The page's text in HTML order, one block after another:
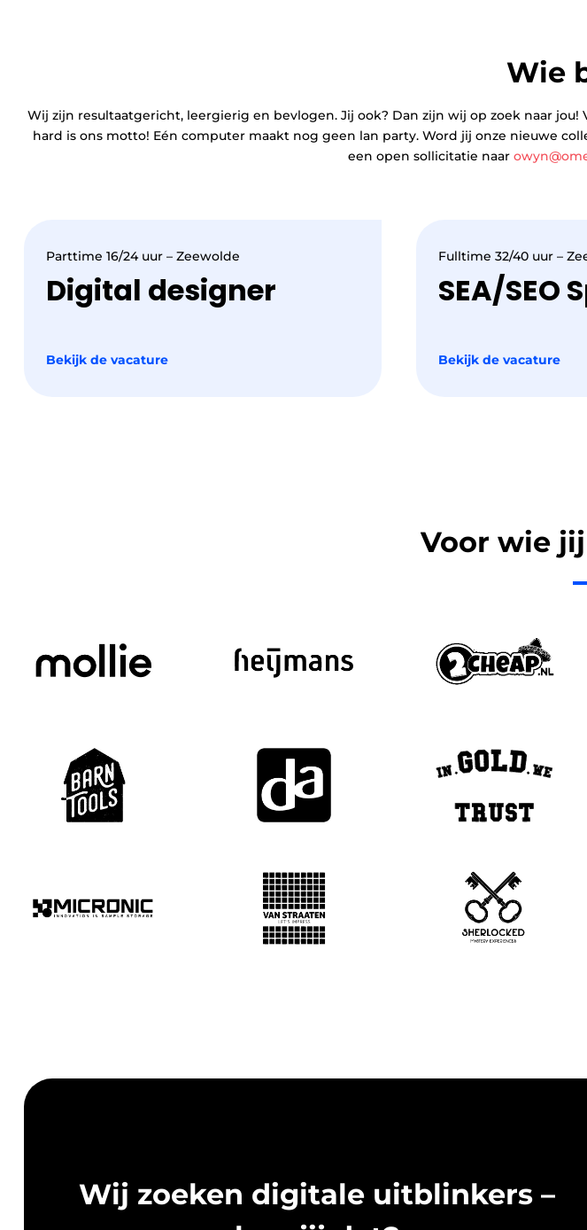
Wie
Wij zijn resultaatgericht, leergierig en bevlogen. Jij ook? Dan zijn wij op zoek naar
hard is ons motto! Eén computer maakt nog geen lan party. Word jij onze nieuwe
een open sollicitatie naar
Parttime 16/24 uur – Zeewolde
Digital designer
Bekijk de vacature
Fulltime 32/40 uur –
SEA/SEO
Bekijk de vacature
Voor wie
Wij zoeken digitale uitblinkers –